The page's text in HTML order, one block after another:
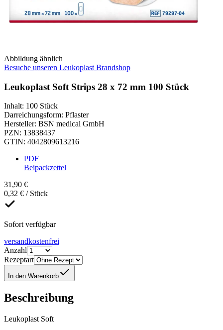
Abbildung ähnlich
Besuche unseren Leukoplast Brandshop
Leukoplast Soft Strips 28 x 72 mm 100 Stück
Inhalt: 100 Stück
Darreichungsform: Pflaster
Hersteller: BSN medical GmbH
PZN: 13838437
GTIN: 4042809613216
PDF
Beipackzettel
31,90 €
0,32 € / Stück
Sofort verfügbar
versandkostenfrei
Anzahl
Rezeptart
In den Warenkorb
Beschreibung
Leukoplast Soft